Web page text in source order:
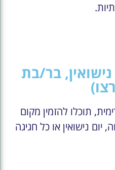
בר/בת
תוכלו להזמין מקום
נישואין או כל חגיגה